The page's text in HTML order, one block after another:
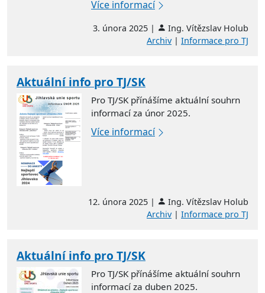
Více informací
3. února 2025 |
Ing. Vítězslav Holub
Archiv| Informace pro TJ
Aktuální info pro TJ/SK
Pro TJ/SK přínášíme aktuální souhrn
informací za únor 2025.
Více informací
12. února 2025 |
Ing. Vítězslav Holub
Archiv| Informace pro TJ
Aktuální info pro TJ/SK
Pro TJ/SK přínášíme aktuální souhrn
informací za duben 2025.